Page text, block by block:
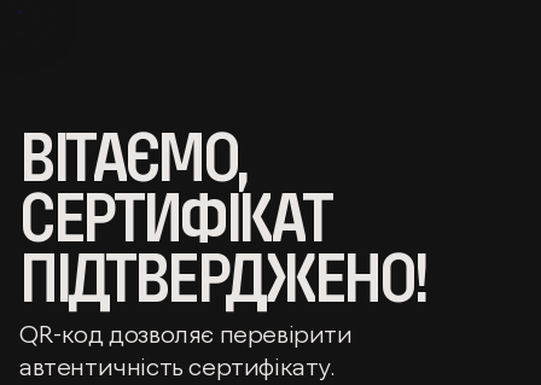
ВІТАЄМО,
СЕРТИФІКАТ
ПІДТВЕРДЖЕНО!
QR-код дозволяє перевірити
автентичність сертифікату.